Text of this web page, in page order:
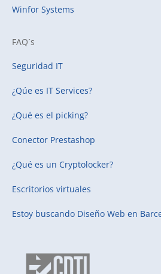
Winfor Systems
FAQ´s
Seguridad IT
¿Qúe es IT Services?
¿Qué es el picking?
Conector Prestashop
¿Qué es un Cryptolocker?
Escritorios virtuales
Estoy buscando Diseño Web en